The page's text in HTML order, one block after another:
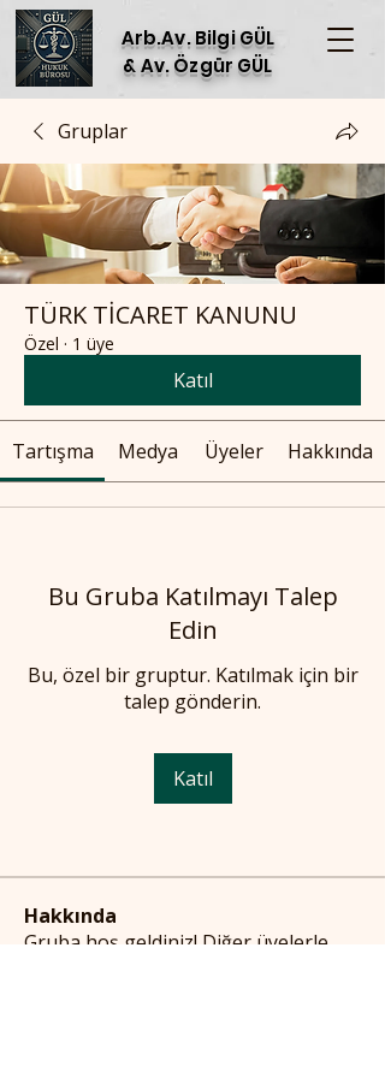
Arb.Av. Bilgi GÜL
& Av. Özgür GÜL
Gruplar
TÜRK TİCARET KANUNU
Özel · 1 üye
Katıl
Tartışma Medya Üyeler Hakkında
Bu Gruba Katılmayı Talep
Edin
Bu, özel bir gruptur. Katılmak için bir
talep gönderin.
Katıl
Hakkında
Gruba hoş geldiniz! Diğer üyelerle